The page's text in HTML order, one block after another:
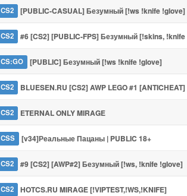
CS2 [PUBLIC-CASUAL] Безумный [!ws !knife !glove]
CS2 #6 [CS2] [PUBLIC-FPS] Безумный [!skins, !knife
CS:GO [PUBLIC] Безумный [!ws !knife !glove]
CS2 BLUESEN.RU [CS2] AWP LEGO #1 [ANTICHEAT]
CS2 ETERNAL ONLY MIRAGE
CSS [v34]Реальные Пацаны | PUBLIC 18+
CS2 #9 [CS2] [AWP#2] Безумный [!ws, !knife !glove]
CS2 HOTCS.RU MIRAGE [!VIPTEST,!WS,!KNIFE]